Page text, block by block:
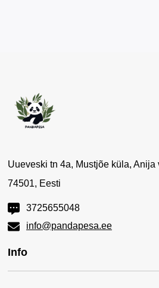
Uueveski tn 4a, Mustjõe küla, Anija
74501, Eesti
3725655048
info@pandapesa.ee
Info